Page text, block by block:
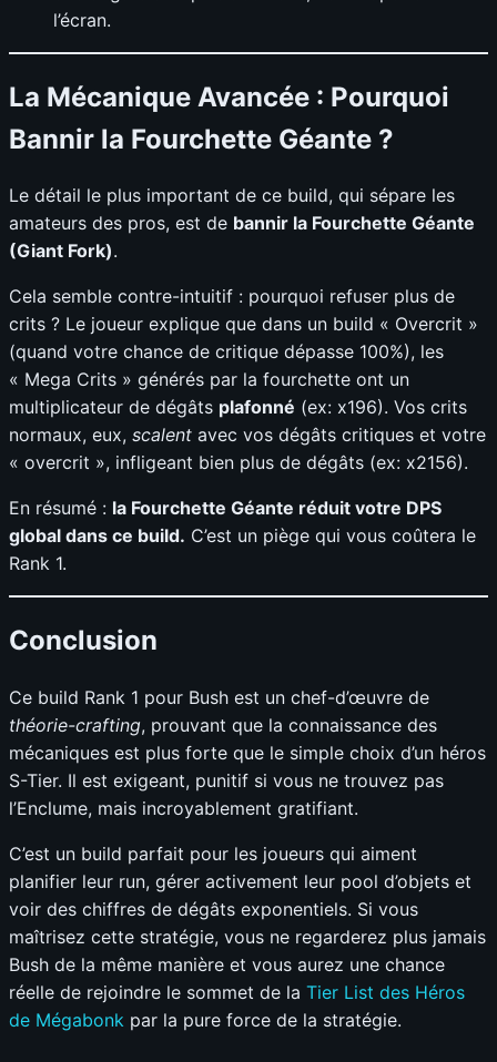
l’écran.
La Mécanique Avancée : Pourquoi
Bannir la Fourchette Géante ?
Le détail le plus important de ce build, qui sépare les
amateurs des pros, est de bannir la Fourchette Géante
(Giant Fork).
Cela semble contre-intuitif : pourquoi refuser plus de
crits ? Le joueur explique que dans un build « Overcrit »
(quand votre chance de critique dépasse 100%), les
« Mega Crits » générés par la fourchette ont un
multiplicateur de dégâts plafonné (ex: x196). Vos crits
normaux, eux, scalent avec vos dégâts critiques et votre
« overcrit », infligeant bien plus de dégâts (ex: x2156).
En résumé : la Fourchette Géante réduit votre DPS
global dans ce build. C’est un piège qui vous coûtera le
Rank 1.
Conclusion
Ce build Rank 1 pour Bush est un chef-d’œuvre de
théorie-crafting, prouvant que la connaissance des
mécaniques est plus forte que le simple choix d’un héros
S-Tier. Il est exigeant, punitif si vous ne trouvez pas
l’Enclume, mais incroyablement gratifiant.
C’est un build parfait pour les joueurs qui aiment
planifier leur run, gérer activement leur pool d’objets et
voir des chiffres de dégâts exponentiels. Si vous
maîtrisez cette stratégie, vous ne regarderez plus jamais
Bush de la même manière et vous aurez une chance
réelle de rejoindre le sommet de la Tier List des Héros
de Mégabonk par la pure force de la stratégie.